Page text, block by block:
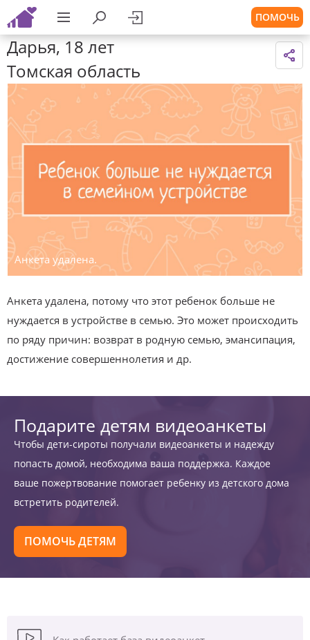
ПОМОЧЬ
Дарья, 18 лет
Томская область
Анкета удалена.
Анкета удалена, потому что этот ребенок больше не
нуждается в устройстве в семью. Это может происходить
по ряду причин: возврат в родную семью, эмансипация,
достижение совершеннолетия и др.
Подарите детям видеоанкеты
Чтобы дети-сироты получали видеоанкеты и надежду
попасть домой, необходима ваша поддержка. Каждое
ваше пожертвование помогает ребенку из детского дома
встретить родителей.
ПОМОЧЬ ДЕТЯМ